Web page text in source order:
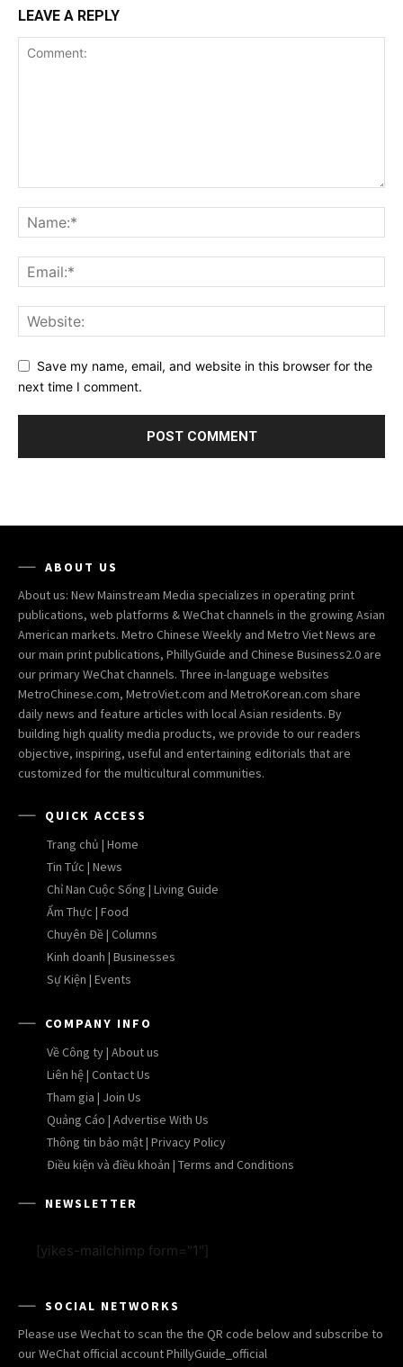
LEAVE A REPLY
Save my name, email, and website in this browser for the
next time I comment.
ABOUT US
About us: New Mainstream Media specializes in operating print
publications, web platforms & WeChat channels in the growing Asian
American markets. Metro Chinese Weekly and Metro Viet News are
our main print publications, PhillyGuide and Chinese Business2.0 are
our primary WeChat channels. Three in-language websites
MetroChinese.com, MetroViet.com and MetroKorean.com share
daily news and feature articles with local Asian residents. By
building high quality media products, we provide to our readers
objective, inspiring, useful and entertaining editorials that are
customized for the multicultural communities.
QUICK ACCESS
Trang chủ | Home
Tin Tức | News
Chỉ Nan Cuộc Sống | Living Guide
Ẩm Thực | Food
Chuyên Đề | Columns
Kinh doanh | Businesses
Sự Kiện | Events
COMPANY INFO
Về Công ty | About us
Liên hệ | Contact Us
Tham gia | Join Us
Quảng Cáo | Advertise With Us
Thông tin bảo mật | Privacy Policy
Điều kiện và điều khoản | Terms and Conditions
NEWSLETTER
[yikes-mailchimp form="1"]
SOCIAL NETWORKS
Please use Wechat to scan the the QR code below and subscribe to
our WeChat official account PhillyGuide_official